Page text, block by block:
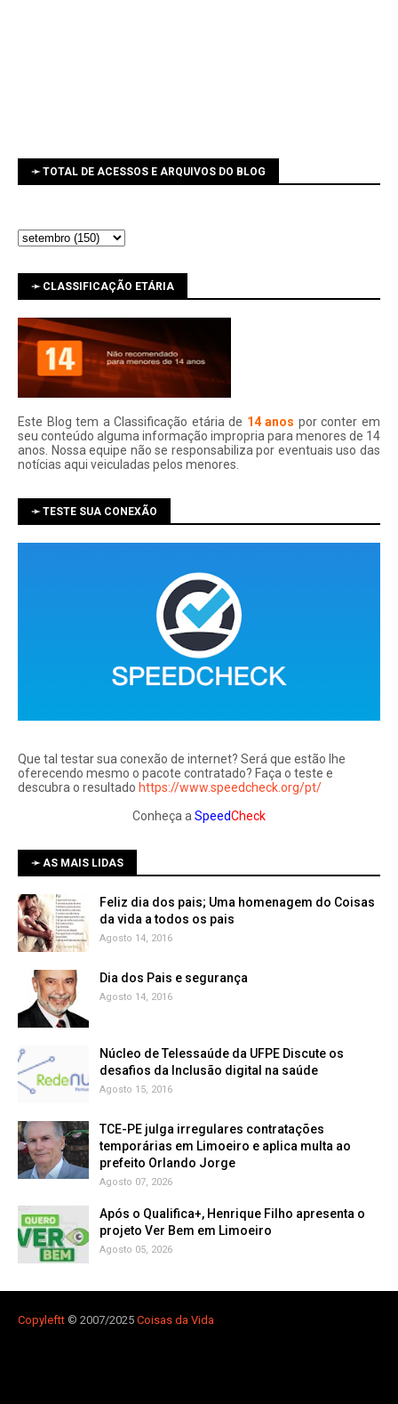
➛ TOTAL DE ACESSOS E ARQUIVOS DO BLOG
➛ CLASSIFICAÇÃO ETÁRIA
Este Blog tem a Classificação etária de 14 anos por conter em
seu conteúdo alguma informação impropria para menores de 14
anos. Nossa equipe não se responsabiliza por eventuais uso das
notí­cias aqui veiculadas pelos menores.
➛ TESTE SUA CONEXÃO
Que tal testar sua conexão de internet? Será que estão lhe
oferecendo mesmo o pacote contratado? Faça o teste e
descubra o resultado https://www.speedcheck.org/pt/
Conheça a SpeedCheck
➛ AS MAIS LIDAS
Feliz dia dos pais; Uma homenagem do Coisas
da vida a todos os pais
Agosto 14, 2016
Dia dos Pais e segurança
Agosto 14, 2016
Núcleo de Telessaúde da UFPE Discute os
Agosto 15, 2016
TCE-PE julga irregulares contratações
temporárias em Limoeiro e aplica multa ao
prefeito Orlando Jorge
Agosto 07, 2026
Após o Qualifica+, Henrique Filho apresenta o
projeto Ver Bem em Limoeiro
Agosto 05, 2026
Copyleftt © 2007/2025 Coisas da Vida